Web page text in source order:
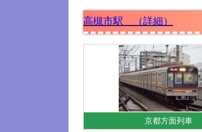
高槻市駅 （詳細）
京都方面列車